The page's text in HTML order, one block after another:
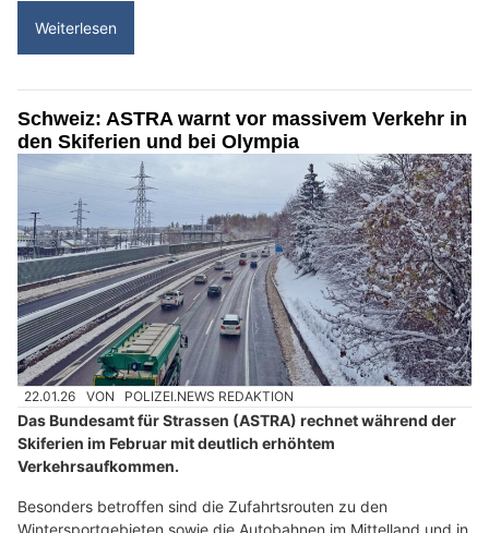
Weiterlesen
Schweiz: ASTRA warnt vor massivem Verkehr in
den Skiferien und bei Olympia
22.01.26 VON POLIZEI.NEWS REDAKTION
Das Bundesamt für Strassen (ASTRA) rechnet während der
Skiferien im Februar mit deutlich erhöhtem
Verkehrsaufkommen.
Besonders betroffen sind die Zufahrtsrouten zu den
Wintersportgebieten sowie die Autobahnen im Mittelland und in